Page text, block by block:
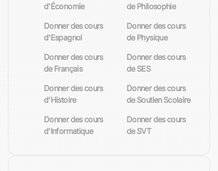
d'Économie
Donner des cours
d'Espagnol
Donner des cours
de Français
Donner des cours
d'Histoire
Donner des cours
d'Informatique
de Philosophie
Donner des cours
de Physique
Donner des cours
de SES
Donner des cours
de Soutien Scolaire
Donner des cours
de SVT